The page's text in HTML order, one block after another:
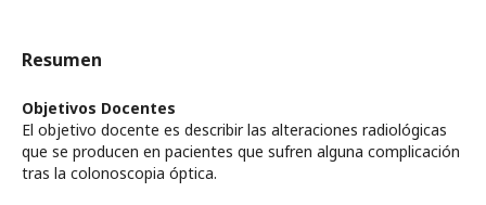
Resumen
Objetivos Docentes
El objetivo docente es describir las alteraciones radiológicas
que se producen en pacientes que sufren alguna complicación
tras la colonoscopia óptica.